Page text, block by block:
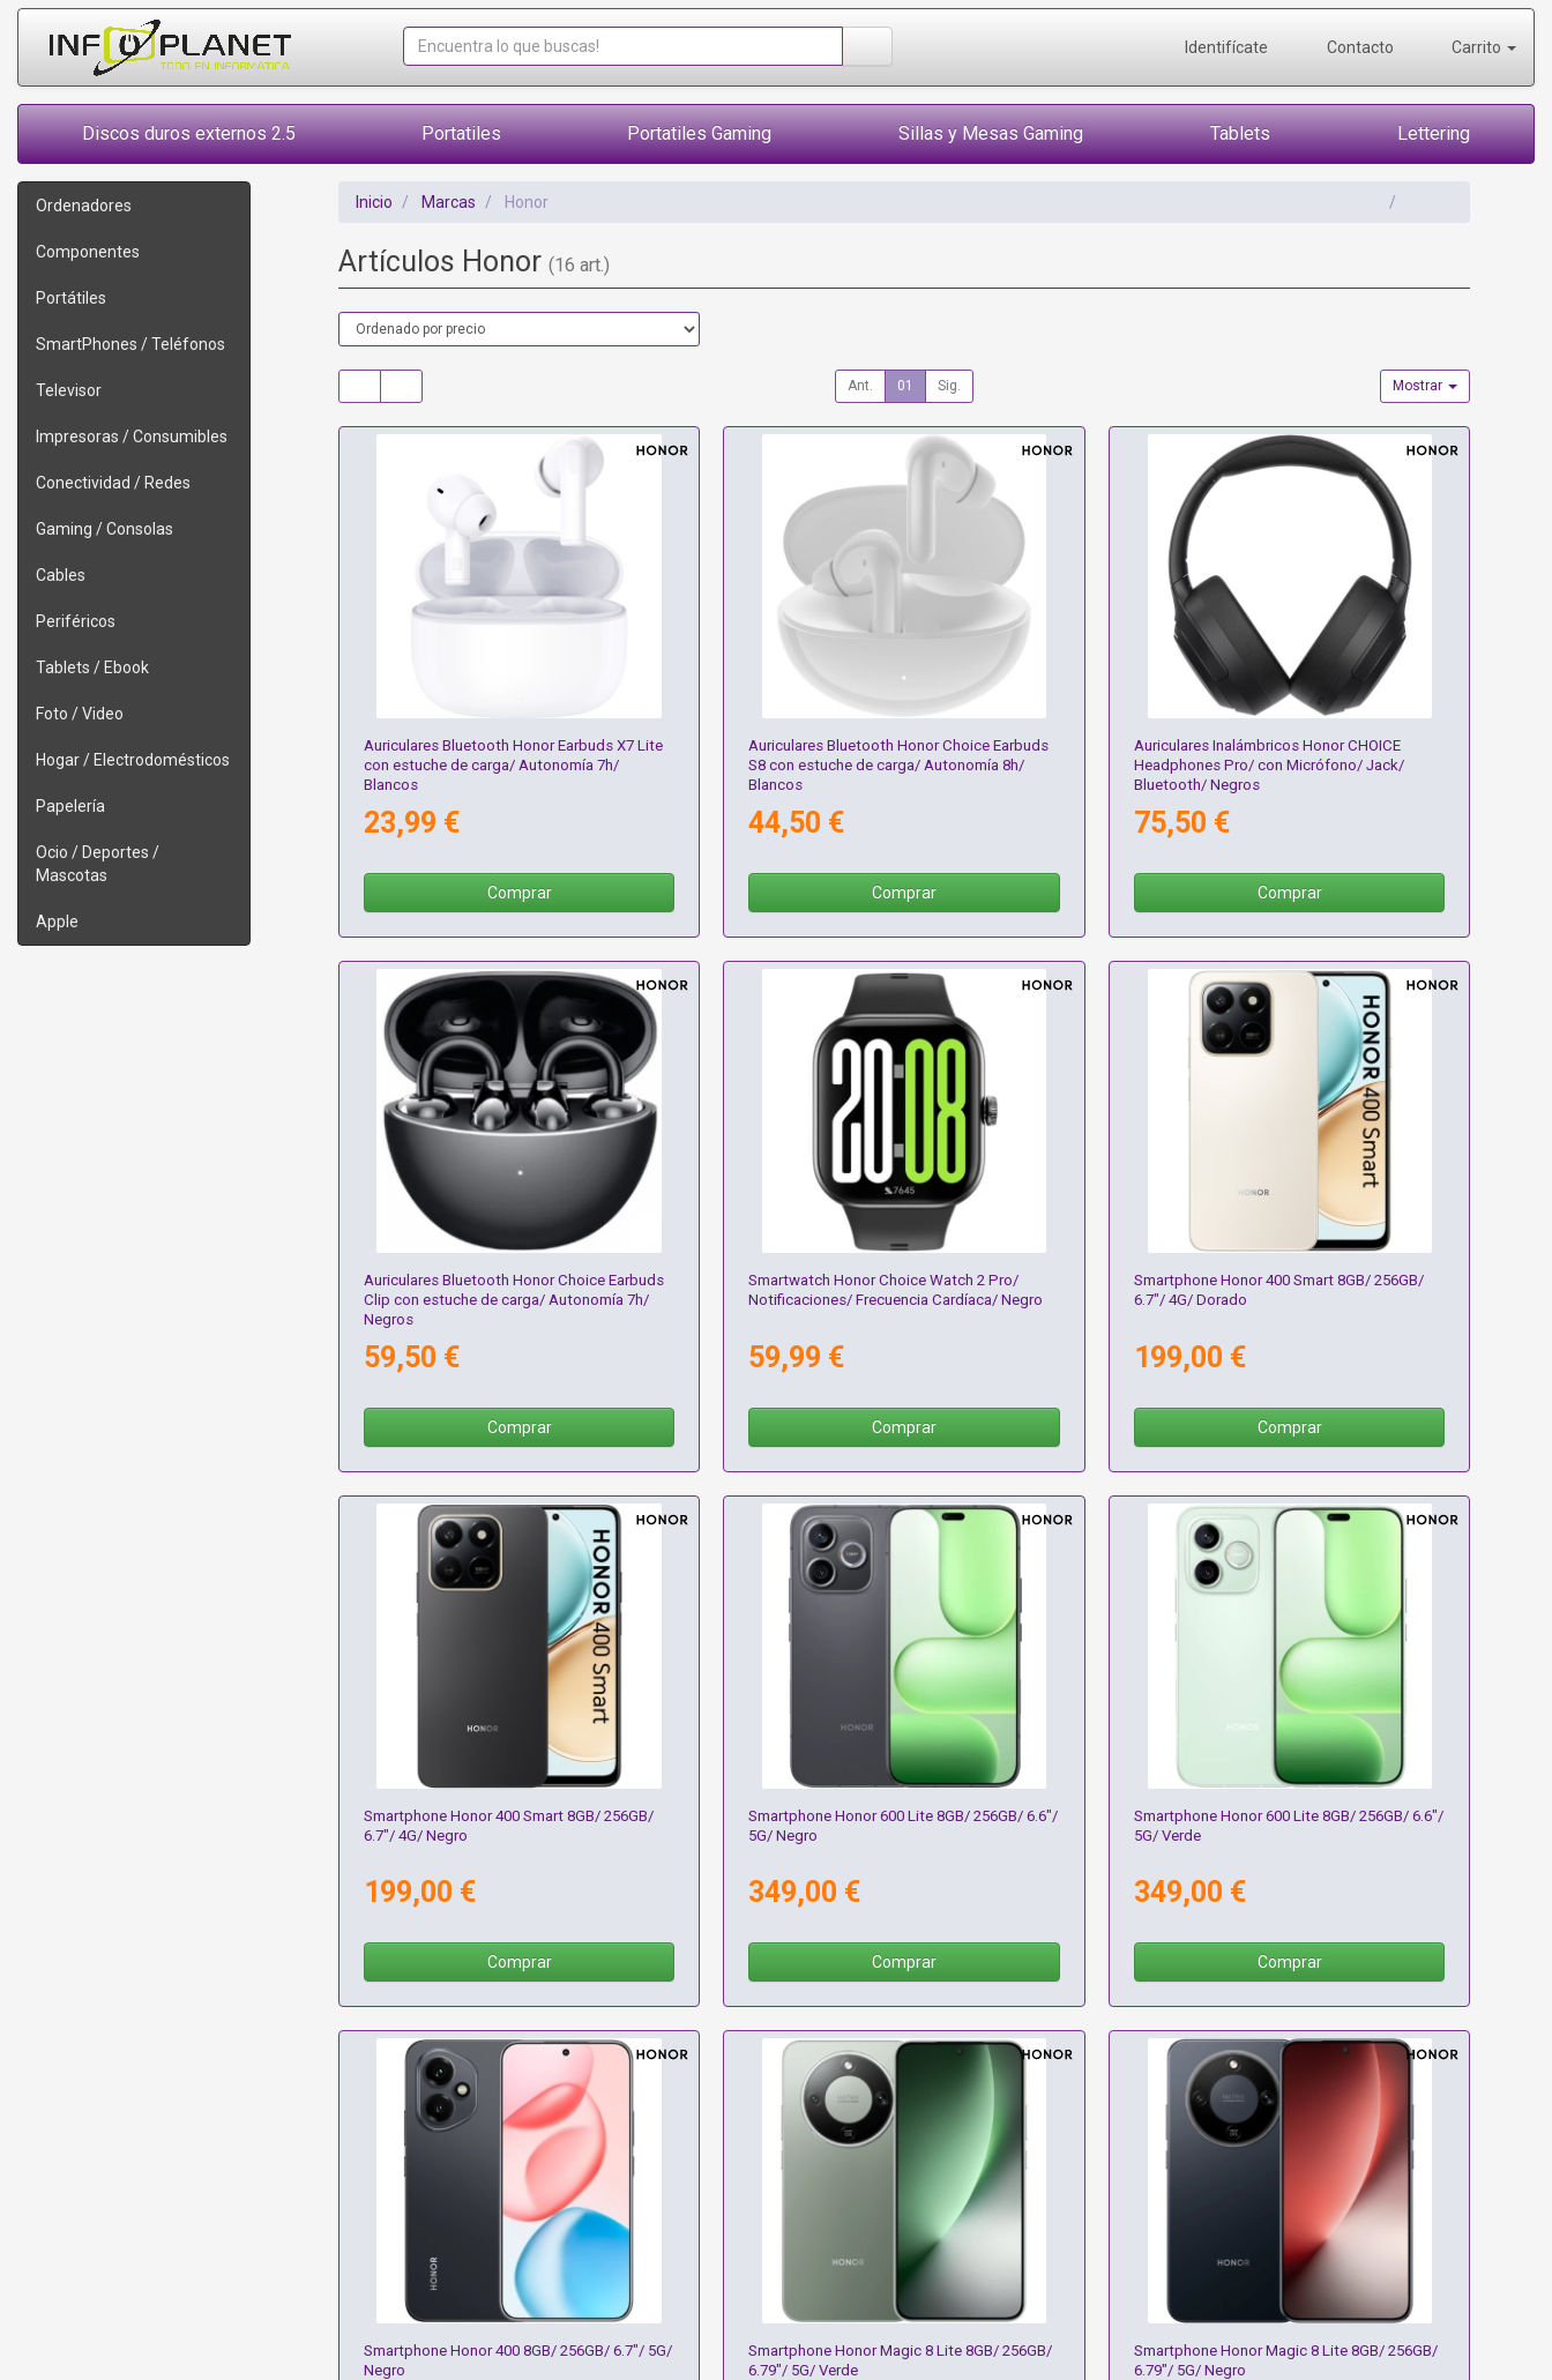
Identifícate Contacto Carrito
Discos duros externos 2.5 Portatiles Portatiles Gaming Sillas y Mesas Gaming Tablets Lettering
Ordenadores
Componentes
Portátiles
SmartPhones / Teléfonos
Televisor
Impresoras / Consumibles
Conectividad / Redes
Gaming / Consolas
Cables
Periféricos
Tablets / Ebook
Foto / Video
Hogar / Electrodomésticos
Papelería
Ocio / Deportes /
Mascotas
Apple
Inicio Marcas Honor
Artículos Honor (16 art.)
Ant. 01 Sig. Mostrar
Auriculares Bluetooth Honor Earbuds X7 Lite
con estuche de carga/ Autonomía 7h/
Blancos
23,99 €
Comprar
Auriculares Bluetooth Honor Choice Earbuds
S8 con estuche de carga/ Autonomía 8h/
Blancos
44,50 €
Comprar
Auriculares Inalámbricos Honor CHOICE
Headphones Pro/ con Micrófono/ Jack/
Bluetooth/ Negros
75,50 €
Comprar
Auriculares Bluetooth Honor Choice Earbuds
Clip con estuche de carga/ Autonomía 7h/
Negros
59,50 €
Comprar
Smartwatch Honor Choice Watch 2 Pro/
Notificaciones/ Frecuencia Cardíaca/ Negro
59,99 €
Comprar
Smartphone Honor 400 Smart 8GB/ 256GB/
6.7"/ 4G/ Dorado
199,00 €
Comprar
Smartphone Honor 400 Smart 8GB/ 256GB/
6.7"/ 4G/ Negro
199,00 €
Comprar
Smartphone Honor 600 Lite 8GB/ 256GB/ 6.6"/
5G/ Negro
349,00 €
Comprar
Smartphone Honor 600 Lite 8GB/ 256GB/ 6.6"/
5G/ Verde
349,00 €
Comprar
Smartphone Honor 400 8GB/ 256GB/ 6.7"/ 5G/
Negro
Smartphone Honor Magic 8 Lite 8GB/ 256GB/
6.79"/ 5G/ Verde
Smartphone Honor Magic 8 Lite 8GB/ 256GB/
6.79"/ 5G/ Negro